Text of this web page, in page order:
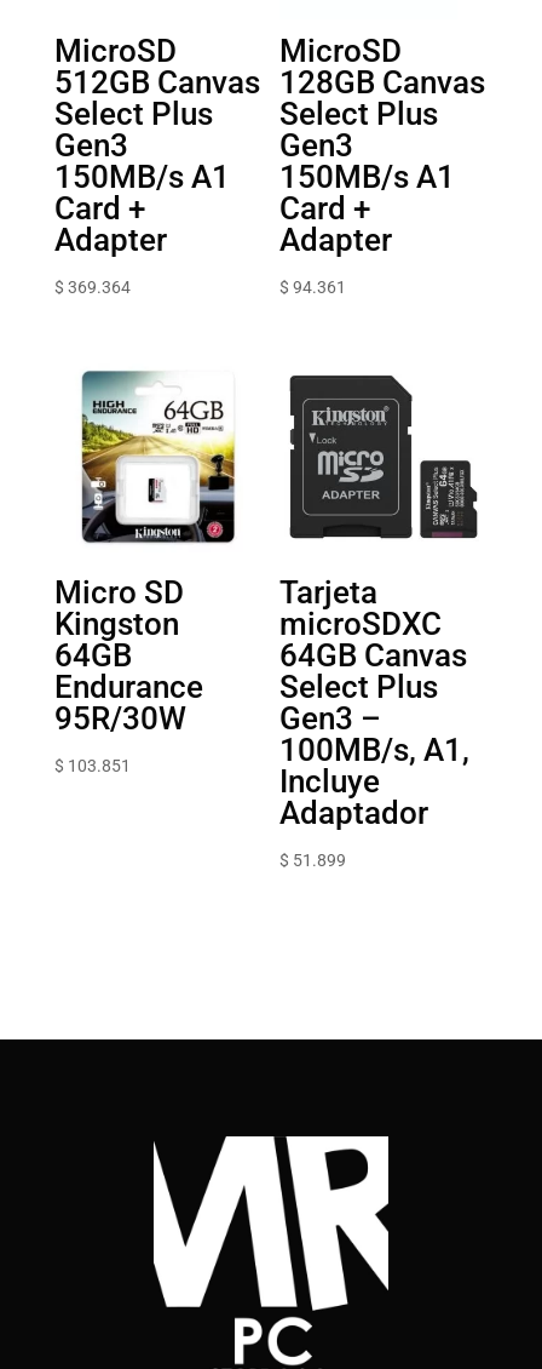
MicroSD
512GB Canvas
Select Plus
Gen3
150MB/s A1
Card +
Adapter
$ 369.364
MicroSD
128GB Canvas
Select Plus
Gen3
150MB/s A1
Card +
Adapter
$ 94.361
Micro SD
Kingston
64GB
Endurance
95R/30W
$ 103.851
Tarjeta
microSDXC
64GB Canvas
Select Plus
Gen3 –
100MB/s, A1,
Incluye
Adaptador
$ 51.899